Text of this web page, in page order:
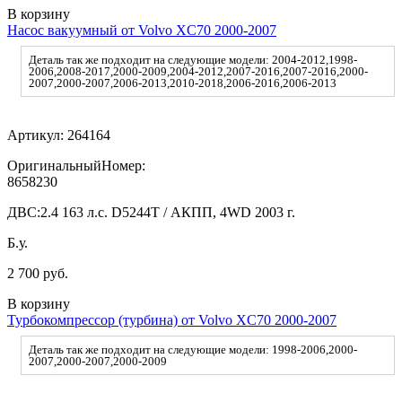
В корзину
Насос вакуумный от Volvo XC70 2000-2007
Деталь так же подходит на следующие модели: 2004-2012,1998-
2006,2008-2017,2000-2009,2004-2012,2007-2016,2007-2016,2000-
2007,2000-2007,2006-2013,2010-2018,2006-2016,2006-2013
Артикул: 264164
ОригинальныйНомер:
8658230
ДВС:2.4 163 л.с. D5244T / АКПП, 4WD 2003 г.
Б.у.
2 700 руб.
В корзину
Турбокомпрессор (турбина) от Volvo XC70 2000-2007
Деталь так же подходит на следующие модели: 1998-2006,2000-
2007,2000-2007,2000-2009